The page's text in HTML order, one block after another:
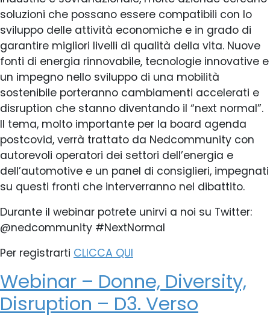
soluzioni che possano essere compatibili con lo
sviluppo delle attività economiche e in grado di
garantire migliori livelli di qualità della vita. Nuove
fonti di energia rinnovabile, tecnologie innovative e
un impegno nello sviluppo di una mobilità
sostenibile porteranno cambiamenti accelerati e
disruption che stanno diventando il “next normal”.
Il tema, molto importante per la board agenda
postcovid, verrà trattato da Nedcommunity con
autorevoli operatori dei settori dell’energia e
dell’automotive e un panel di consiglieri, impegnati
su questi fronti che interverranno nel dibattito.
Durante il webinar potrete unirvi a noi su Twitter:
@nedcommunity #NextNormal
Per registrarti CLICCA QUI
Webinar – Donne, Diversity,
Disruption – D3. Verso